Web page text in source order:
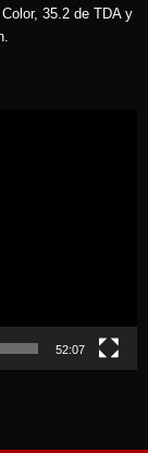
35.2 de TDA y
52:07